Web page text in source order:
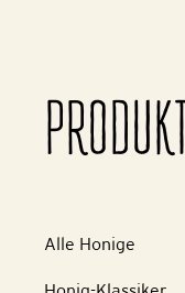
Alle Honige